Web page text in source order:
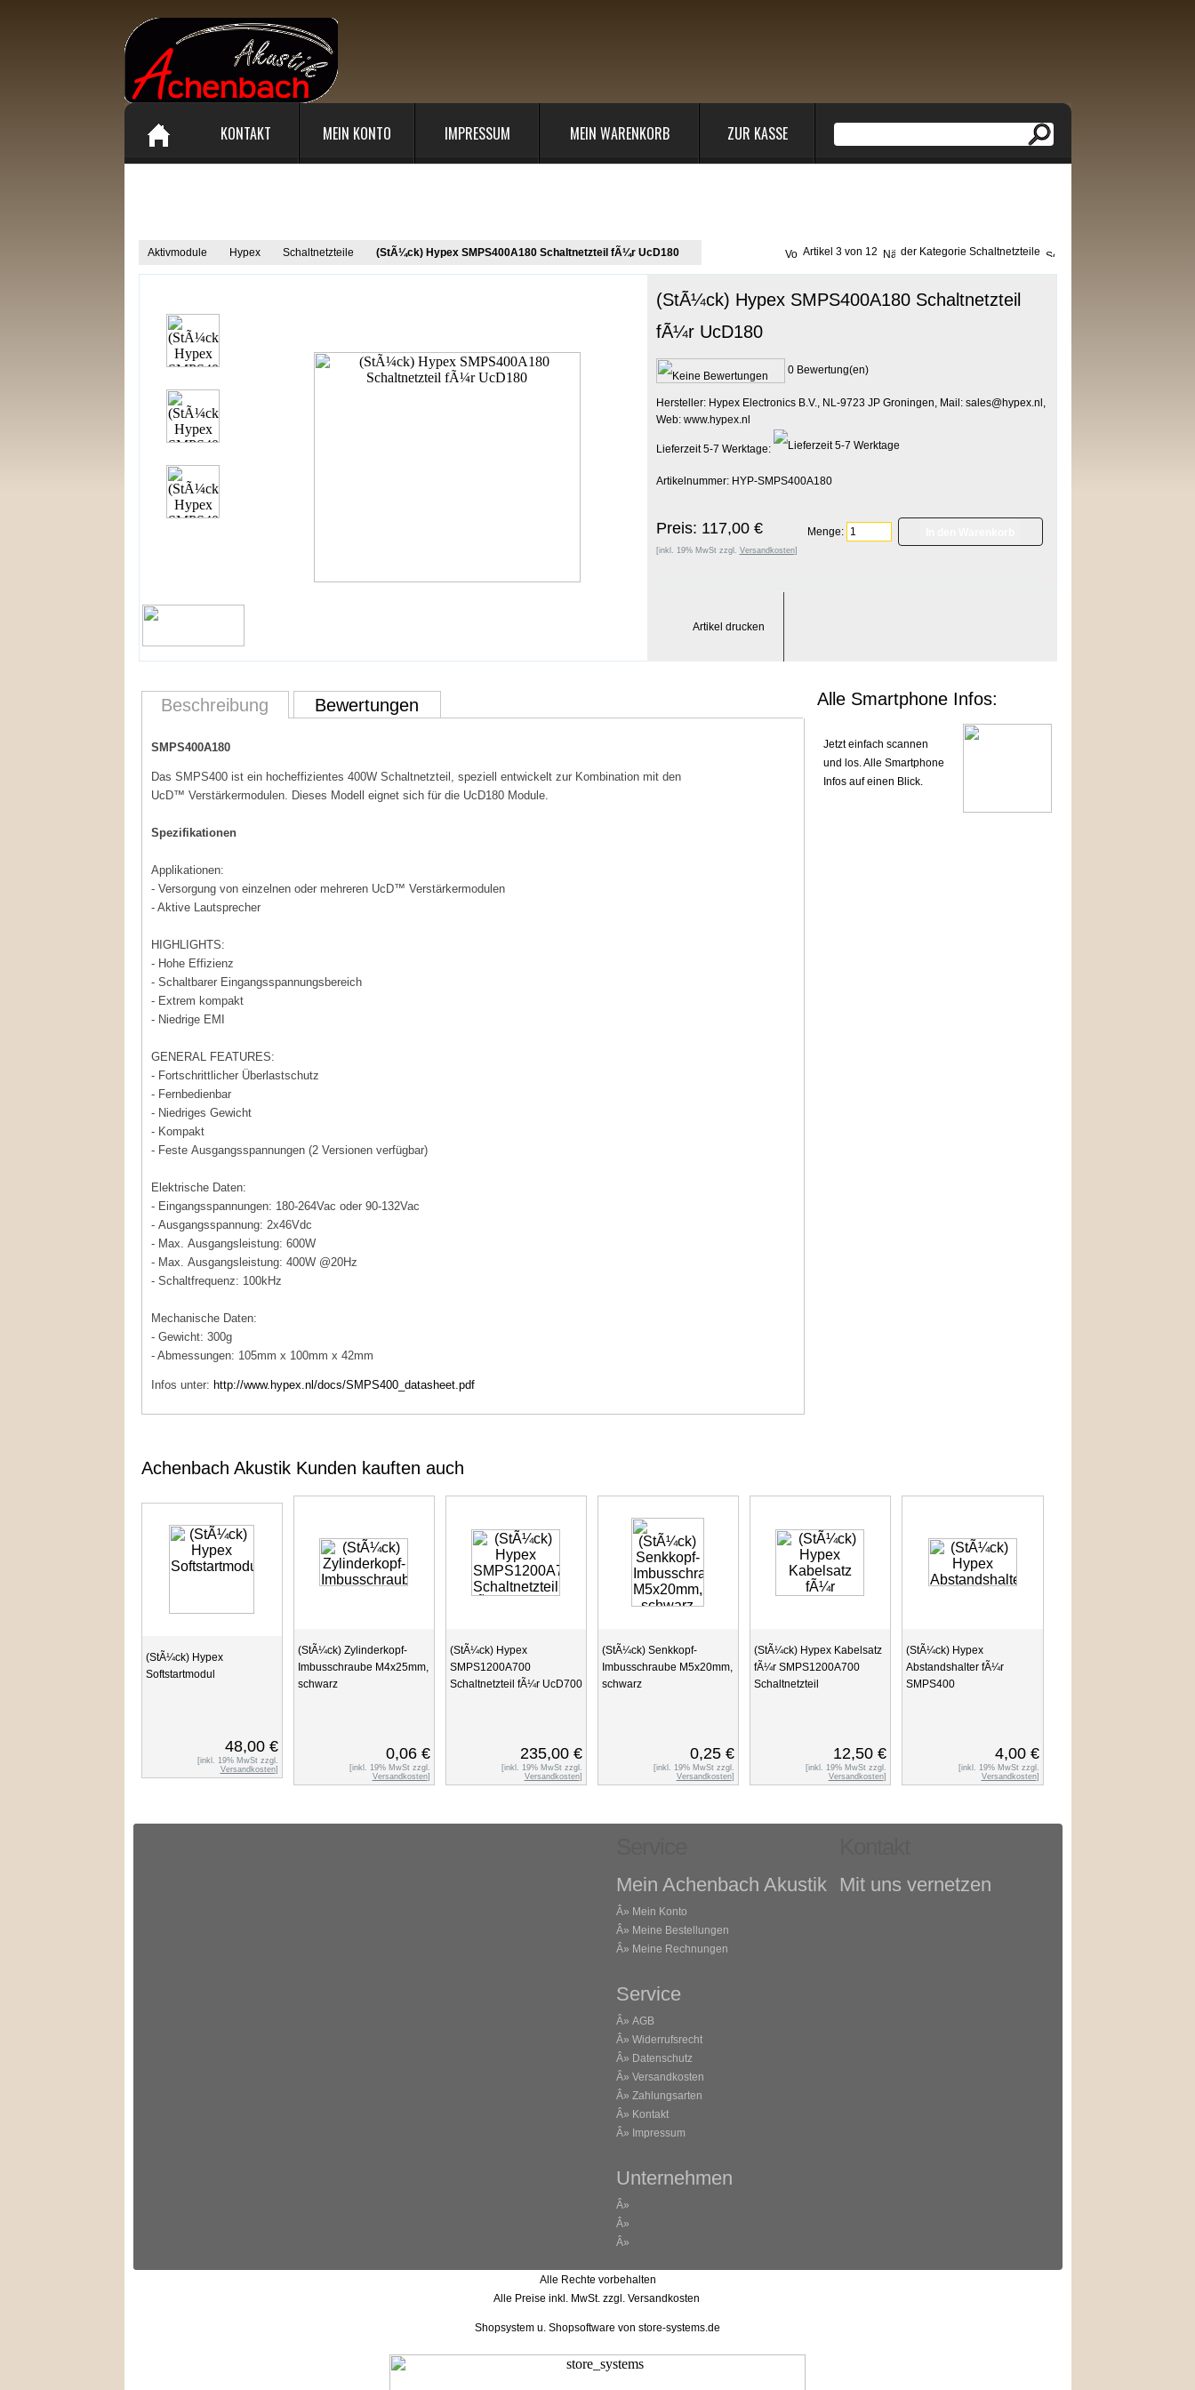
KONTAKT MEIN KONTO IMPRESSUM MEIN WARENKORB ZUR KASSE
Aktivmodule Hypex Schaltnetzteile (StÃ¼ck) Hypex SMPS400A180 Schaltnetzteil fÃ¼r UcD180 Artikel 3 von 12 der Kategorie Schaltnetzteile
(StÃ¼ck) Hypex SMPS400A180 Schaltnetzteil
fÃ¼r UcD180
0 Bewertung(en)
Hersteller: Hypex Electronics B.V., NL-9723 JP Groningen, Mail: sales@hypex.nl,
Web: www.hypex.nl
Lieferzeit 5-7 Werktage:
Artikelnummer: HYP-SMPS400A180
Preis: 117,00 €
[inkl. 19% MwSt zzgl. Versandkosten]
Menge:
Artikel drucken
Beschreibung Bewertungen
SMPS400A180
Das SMPS400 ist ein hocheffizientes 400W Schaltnetzteil, speziell entwickelt zur Kombination mit den
UcD™ Verstärkermodulen. Dieses Modell eignet sich für die UcD180 Module.
Spezifikationen
Applikationen:
- Versorgung von einzelnen oder mehreren UcD™ Verstärkermodulen
- Aktive Lautsprecher
HIGHLIGHTS:
- Hohe Effizienz
- Schaltbarer Eingangsspannungsbereich
- Extrem kompakt
- Niedrige EMI
GENERAL FEATURES:
- Fortschrittlicher Überlastschutz
- Fernbedienbar
- Niedriges Gewicht
- Kompakt
- Feste Ausgangsspannungen (2 Versionen verfügbar)
Elektrische Daten:
- Eingangsspannungen: 180-264Vac oder 90-132Vac
- Ausgangsspannung: 2x46Vdc
- Max. Ausgangsleistung: 600W
- Max. Ausgangsleistung: 400W @20Hz
- Schaltfrequenz: 100kHz
Mechanische Daten:
- Gewicht: 300g
- Abmessungen: 105mm x 100mm x 42mm
Infos unter: http://www.hypex.nl/docs/SMPS400_datasheet.pdf
Alle Smartphone Infos:
Jetzt einfach scannen
und los. Alle Smartphone
Infos auf einen Blick.
Achenbach Akustik Kunden kauften auch
(StÃ¼ck) Hypex
Softstartmodul
48,00 €
[inkl. 19% MwSt zzgl.
Versandkosten]
(StÃ¼ck) Zylinderkopf-
Imbusschraube M4x25mm,
schwarz
0,06 €
[inkl. 19% MwSt zzgl.
Versandkosten]
(StÃ¼ck) Hypex
SMPS1200A700
Schaltnetzteil fÃ¼r UcD700
235,00 €
[inkl. 19% MwSt zzgl.
Versandkosten]
(StÃ¼ck) Senkkopf-
Imbusschraube M5x20mm,
schwarz
0,25 €
[inkl. 19% MwSt zzgl.
Versandkosten]
(StÃ¼ck) Hypex Kabelsatz
fÃ¼r SMPS1200A700
Schaltnetzteil
12,50 €
[inkl. 19% MwSt zzgl.
Versandkosten]
(StÃ¼ck) Hypex
Abstandshalter fÃ¼r
SMPS400
4,00 €
[inkl. 19% MwSt zzgl.
Versandkosten]
Mein Achenbach Akustik
Â» Mein Konto
Â» Meine Bestellungen
Â» Meine Rechnungen
Service
Â» AGB
Â» Widerrufsrecht
Â» Datenschutz
Â» Versandkosten
Â» Zahlungsarten
Â» Kontakt
Â» Impressum
Unternehmen
Â»
Â»
Â»
Mit uns vernetzen
Alle Rechte vorbehalten
Alle Preise inkl. MwSt. zzgl. Versandkosten
Shopsystem u. Shopsoftware von store-systems.de